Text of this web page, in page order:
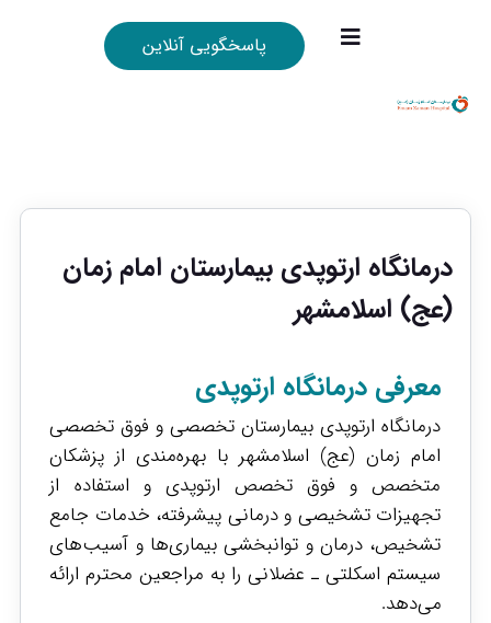
پاسخگویی آنلاین
درمانگاه ارتوپدی بیمارستان امام زمان
(عج) اسلامشهر
معرفی درمانگاه ارتوپدی
درمانگاه ارتوپدی بیمارستان تخصصی و فوق تخصصی
امام زمان (عج) اسلامشهر با بهره‌مندی از پزشکان
متخصص و فوق تخصص ارتوپدی و استفاده از
تجهیزات تشخیصی و درمانی پیشرفته، خدمات جامع
تشخیص، درمان و توانبخشی بیماری‌ها و آسیب‌های
سیستم اسکلتی ـ عضلانی را به مراجعین محترم ارائه
می‌دهد.